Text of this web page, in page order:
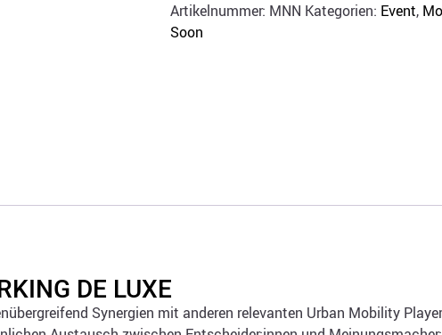
Artikelnummer: MNN Kategorien: Event,
Soon
DE LUXE
Synergien mit anderen relevanten Urban Mobility